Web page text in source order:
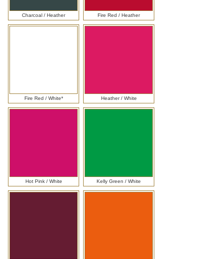
Charcoal / Heather Fire Red / Heather
Fire Red / White* Heather / White
Hot Pink / White Kelly Green / White